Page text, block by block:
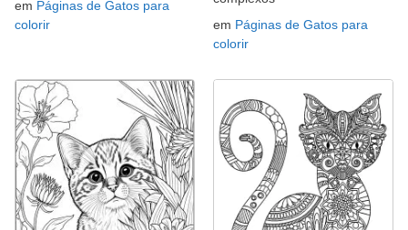
em Páginas de Gatos para
colorir
em Páginas de Gatos para
colorir